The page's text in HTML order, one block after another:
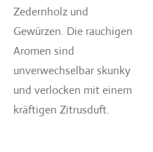
Zedernholz und
Gewürzen. Die rauchigen
Aromen sind
unverwechselbar skunky
und verlocken mit einem
kräftigen Zitrusduft.